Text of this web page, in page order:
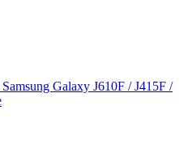
Galaxy J610F / J415F /